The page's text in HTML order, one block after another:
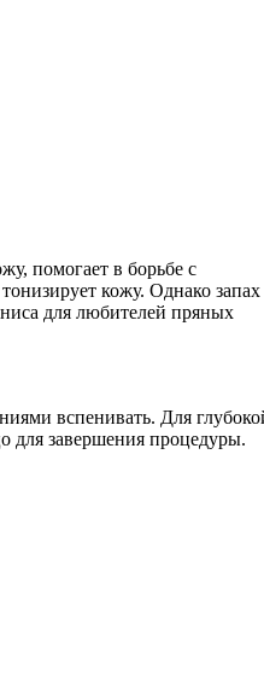
помогает в борьбе с
кожу. Однако запах
для любителей пряных
вспенивать. Для
для завершения процедуры.